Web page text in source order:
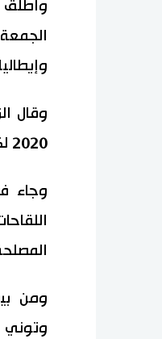
وأطلق
وقال
2020 لكن 2021 قد يبشر بعهد جديد.
وجاء
ومن